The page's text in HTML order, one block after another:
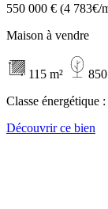
550 000 € (4 783€/
Maison à vendre
115 m²
Classe énergétique :
Découvrir ce bien